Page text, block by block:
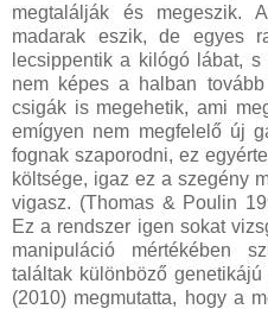
megtalálják és megeszik.
madarak eszik, de egyes
lecsippentik a kilógó lábat,
nem képes a halban
csigák is megehetik, ami
emígyen nem megfelelő új
fognak szaporodni, ez
költsége, igaz ez a szegény
vigasz. (Thomas & Poulin
Ez a rendszer igen sokat
manipuláció mértékében
találtak különböző
(2010) megmutatta, hogy a